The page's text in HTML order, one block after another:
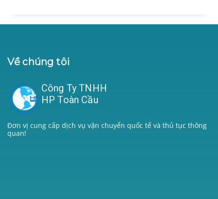
Về chúng tôi
Công Ty TNHH
HP Toàn Cầu
Đơn vị cung cấp dịch vụ vận chuyển quốc tế và thủ tục thông
quan!